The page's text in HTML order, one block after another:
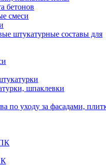
бетонов
смеси
штукатурные составы для
шпаклевки
по уходу за фасадами,